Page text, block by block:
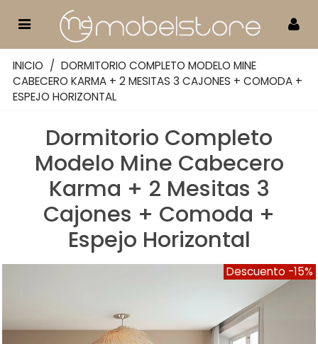
INICIO / DORMITORIO COMPLETO MODELO MINE
CABECERO KARMA + 2 MESITAS 3 CAJONES + COMODA +
ESPEJO HORIZONTAL
Dormitorio Completo
Modelo Mine Cabecero
Karma + 2 Mesitas 3
Cajones + Comoda +
Espejo Horizontal
Descuento -15%